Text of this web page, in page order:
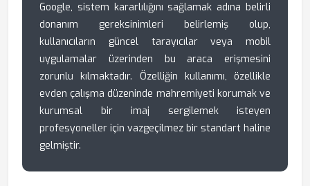
Google, sistem kararlılığını sağlamak adına belirli
donanım gereksinimleri belirlemiş olup,
kullanıcıların güncel tarayıcılar veya mobil
uygulamalar üzerinden bu araca erişmesini
zorunlu kılmaktadır. Özelliğin kullanımı, özellikle
evden çalışma düzeninde mahremiyeti korumak ve
kurumsal bir imaj sergilemek isteyen
profesyoneller için vazgeçilmez bir standart haline
gelmiştir.